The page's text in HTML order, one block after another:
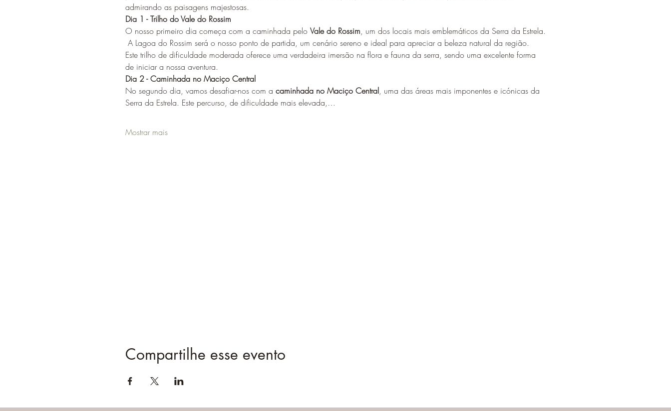
admirando as paisagens majestosas.
Dia 1 - Trilho do Vale do Rossim
O nosso primeiro dia começa com a caminhada pelo Vale do Rossim, um dos locais mais emblemáticos da Serra da Estrela.
Este trilho de dificuldade moderada oferece uma verdadeira imersão na flora e fauna da serra, sendo uma excelente forma
de iniciar a nossa aventura.
Dia 2 - Caminhada no Maciço Central
No segundo dia, vamos desafiar-nos com a caminhada no Maciço Central, uma das áreas mais imponentes e icónicas da
Serra da Estrela. Este percurso, de dificuldade mais elevada,…
Mostrar mais
Compartilhe esse evento